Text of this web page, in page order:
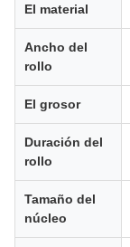
El material
Ancho del
rollo
El grosor
Duración del
rollo
Tamaño del
núcleo